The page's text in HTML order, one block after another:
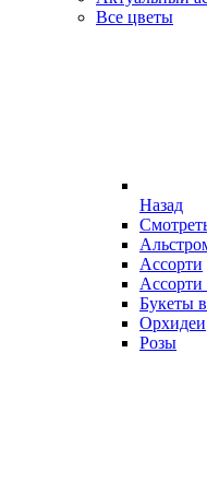
Все цветы
Назад
Ассорти
Ассорти
Букеты
Орхидеи
Розы